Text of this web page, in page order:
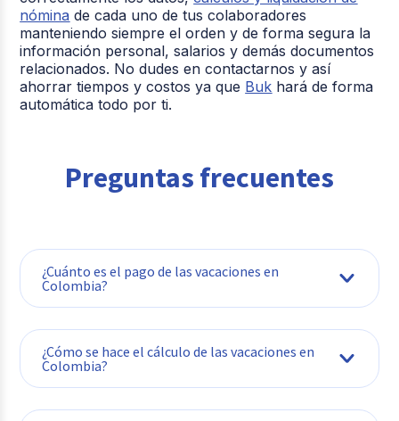
nómina de cada uno de tus colaboradores
manteniendo siempre el orden y de forma segura la
información personal, salarios y demás documentos
relacionados. No dudes en contactarnos y así
ahorrar tiempos y costos ya que Buk hará de forma
automática todo por ti.
Preguntas frecuentes
¿Cuánto es el pago de las vacaciones en
Colombia?
¿Cómo se hace el cálculo de las vacaciones en
Colombia?